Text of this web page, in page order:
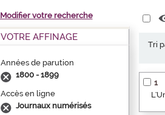
Modifier votre recherche
VOTRE AFFINAGE
Années de parution
1800 - 1899
Accès en ligne
Journaux numérisés
Tri
1